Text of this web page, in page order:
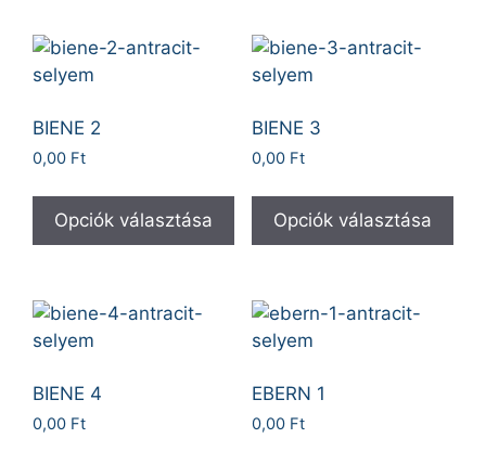
BIENE 2
0,00 Ft
Opciók választása
BIENE 3
0,00 Ft
Opciók választása
BIENE 4
0,00 Ft
EBERN 1
0,00 Ft